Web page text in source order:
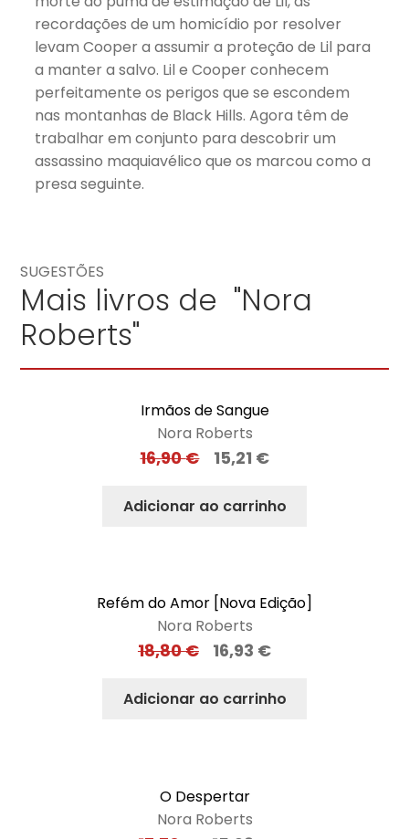
recordações de um homicídio por resolver
levam Cooper a assumir a proteção de Lil para
a manter a salvo. Lil e Cooper conhecem
perfeitamente os perigos que se escondem
nas montanhas de Black Hills. Agora têm de
trabalhar em conjunto para descobrir um
assassino maquiavélico que os marcou como a
presa seguinte.
SUGESTÕES
Mais livros de "Nora
Roberts"
Irmãos de Sangue
Nora Roberts
16,90€ 15,21 €
Adicionar ao carrinho
Refém do Amor [Nova Edição]
Nora Roberts
18,80€ 16,93 €
Adicionar ao carrinho
O Despertar
Nora Roberts